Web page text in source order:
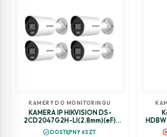
KAMERY DO MONITORINGU
KAMERA IP HIKVISION DS-
2CD2047G2H-LI(2.8mm)(eF)
Opakowanie zbiorcze 4szt.
check_circleDOSTĘPNY 6SZT.